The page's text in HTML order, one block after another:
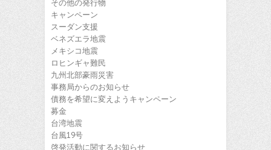
その他の発行物
キャンペーン
スーダン支援
ベネズエラ地震
メキシコ地震
ロヒンギャ難民
九州北部豪雨災害
事務局からのお知らせ
債務を希望に変えようキャンペーン
募金
台湾地震
台風19号
啓発活動に関するお知らせ